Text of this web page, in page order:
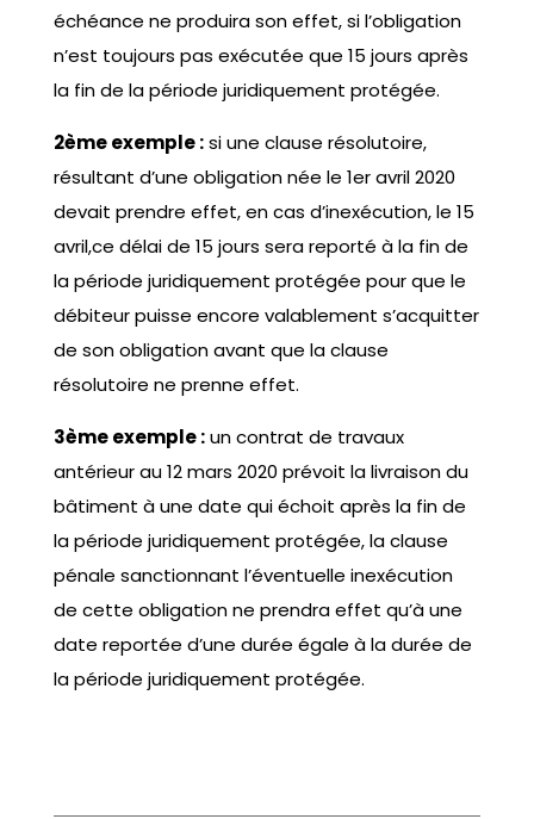
échéance ne produira son effet, si l’obligation
n’est toujours pas exécutée que 15 jours après
la fin de la période juridiquement protégée.
2ème exemple :si une clause résolutoire,
résultant d’une obligation née le 1er avril 2020
devait prendre effet, en cas d’inexécution, le 15
avril,ce délai de 15 jours sera reporté à la fin de
la période juridiquement protégée pour que le
débiteur puisse encore valablement s’acquitter
de son obligation avant que la clause
résolutoire ne prenne effet.
3ème exemple :un contrat de travaux
antérieur au 12 mars 2020 prévoit la livraison du
bâtiment à une date qui échoit après la fin de
la période juridiquement protégée, la clause
pénale sanctionnant l’éventuelle inexécution
de cette obligation ne prendra effet qu’à une
date reportée d’une durée égale à la durée de
la période juridiquement protégée.